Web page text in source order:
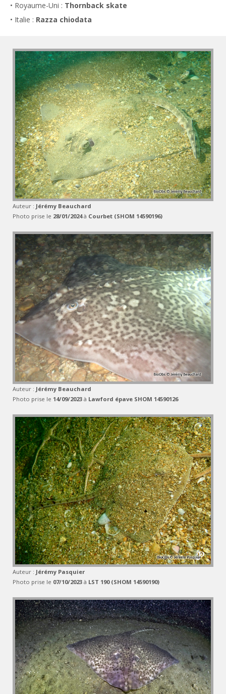
• Royaume-Uni : Thornback skate
• Italie : Razza chiodata
Auteur : Jérémy Beauchard
Photo prise le 28/01/2024à Courbet (SHOM 14590196)
Auteur : Jérémy Beauchard
Photo prise le 14/09/2023 à Lawford épave SHOM 14590126
Auteur : Jérémy Pasquier
Photo prise le 07/10/2023 à LST 190 (SHOM 14590190)